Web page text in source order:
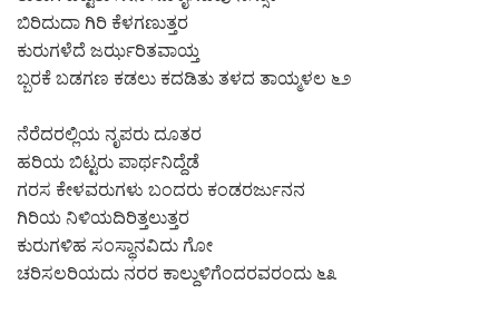
ಬಿರಿದುದಾ ಗಿರಿ ಕೆಳಗಣುತ್ತರ
ಕುರುಗಳೆದೆ ಜರ್ಝರಿತವಾಯ್ತ
ಬ್ಬರಕೆ ಬಡಗಣ ಕಡಲು ಕದಡಿತು ತಳದ ತಾಯ್ಮಳಲ ೬೨
ನೆರೆದರಲ್ಲಿಯ ನೃಪರು ದೂತರ
ಹರಿಯ ಬಿಟ್ಟರು ಪಾರ್ಥನಿದ್ದೆಡೆ
ಗರಸ ಕೇಳವರುಗಳು ಬಂದರು ಕಂಡರರ್ಜುನನ
ಗಿರಿಯ ನಿಳಿಯದಿರಿತ್ತಲುತ್ತರ
ಕುರುಗಳಿಹ ಸಂಸ್ಥಾನವಿದು ಗೋ
ಚರಿಸಲರಿಯದು ನರರ ಕಾಲ್ದುಳಿಗೆಂದರವರಂದು ೬೩